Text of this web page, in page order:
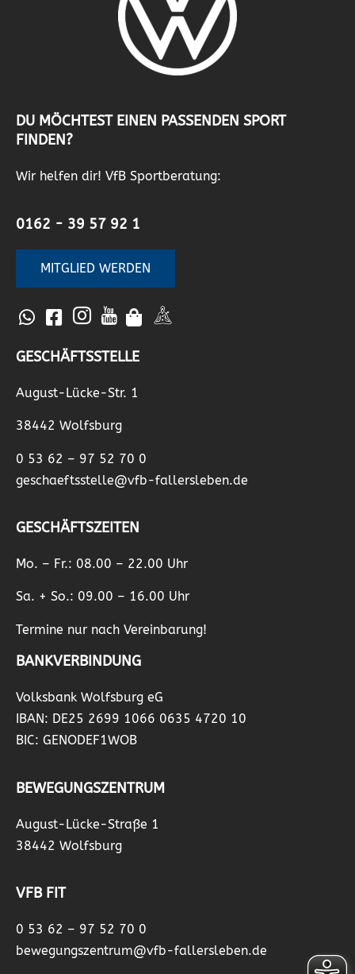
DU MÖCHTEST EINEN PASSENDEN SPORT
FINDEN?
Wir helfen dir! VfB Sportberatung:
0162 - 39 57 92 1
MITGLIED WERDEN
GESCHÄFTSSTELLE
August-Lücke-Str. 1
38442 Wolfsburg
0 53 62 – 97 52 70 0
geschaeftsstelle@vfb-fallersleben.de
GESCHÄFTSZEITEN
Mo. – Fr.: 08.00 – 22.00 Uhr
Sa. + So.: 09.00 – 16.00 Uhr
Termine nur nach Vereinbarung!
BANKVERBINDUNG
Volksbank Wolfsburg eG
IBAN: DE25 2699 1066 0635 4720 10
BIC: GENODEF1WOB
BEWEGUNGSZENTRUM
August-Lücke-Straße 1
38442 Wolfsburg
VFB FIT
0 53 62 – 97 52 70 0
bewegungszentrum@vfb-fallersleben.de